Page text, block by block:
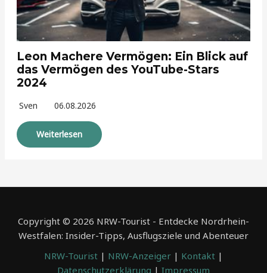
Leon Machere Vermögen: Ein Blick auf
das Vermögen des YouTube-Stars
2024
Sven 06.08.2026
Weiterlesen
Copyright © 2026 NRW-Tourist - Entdecke Nordrhein-
Westfalen: Insider-Tipps, Ausflugsziele und Abenteuer
NRW-Tourist | NRW-Anzeiger | Kontakt |
Datenschutzerklärung | Impressum